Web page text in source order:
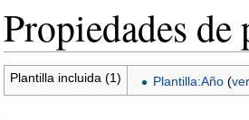
Propiedades de
Plantilla incluida (1) Plantilla:Año(